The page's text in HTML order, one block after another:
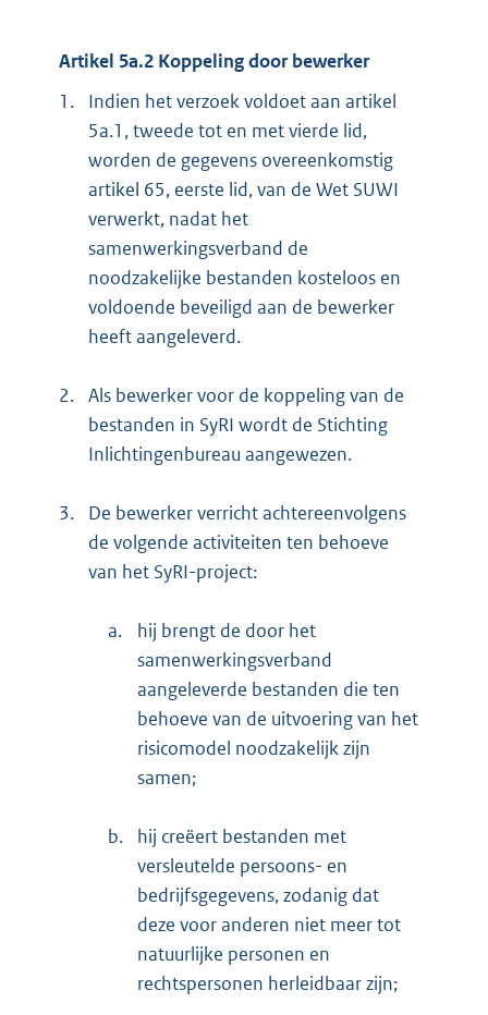
Artikel 5a.2 Koppeling door bewerker
1.
Indien het verzoek voldoet aan artikel
5a.1, tweede tot en met vierde lid,
worden de gegevens overeenkomstig
artikel 65, eerste lid, van de Wet SUWI
verwerkt, nadat het
samenwerkingsverband de
noodzakelijke bestanden kosteloos en
voldoende beveiligd aan de bewerker
heeft aangeleverd.
2. Als bewerker voor de koppeling van de
bestanden in SyRI wordt de Stichting
Inlichtingenbureau aangewezen.
3.
De bewerker verricht achtereenvolgens
de volgende activiteiten ten behoeve
van het SyRI-project:
a.
hij brengt de door het
samenwerkingsverband
aangeleverde bestanden die ten
behoeve van de uitvoering van het
risicomodel noodzakelijk zijn
samen;
b.
hij creëert bestanden met
versleutelde persoons- en
bedrijfsgegevens, zodanig dat
deze voor anderen niet meer tot
natuurlijke personen en
rechtspersonen herleidbaar zijn;